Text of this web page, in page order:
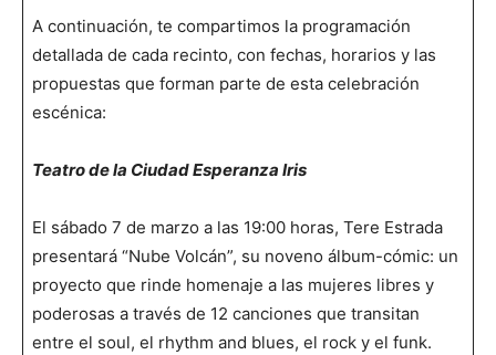
A continuación, te compartimos la programación
detallada de cada recinto, con fechas, horarios y las
propuestas que forman parte de esta celebración
escénica:
Teatro de la Ciudad Esperanza Iris
El sábado 7 de marzo a las 19:00 horas, Tere Estrada
presentará “Nube Volcán”, su noveno álbum-cómic: un
proyecto que rinde homenaje a las mujeres libres y
poderosas a través de 12 canciones que transitan
entre el soul, el rhythm and blues, el rock y el funk.